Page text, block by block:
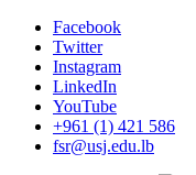
Facebook
Twitter
Instagram
LinkedIn
YouTube
+961 (1) 421 586
fsr@usj.edu.lb